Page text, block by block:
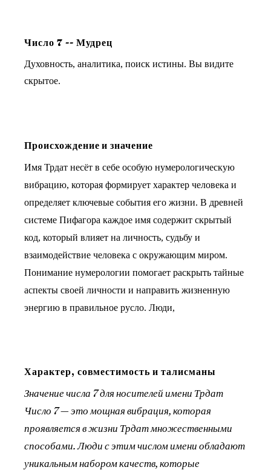
Число 7 -- Мудрец
Духовность, аналитика, поиск истины. Вы видите
скрытое.
Происхождение и значение
Имя Трдат несёт в себе особую нумерологическую
вибрацию, которая формирует характер человека и
определяет ключевые события его жизни. В древней
системе Пифагора каждое имя содержит скрытый
код, который влияет на личность, судьбу и
взаимодействие человека с окружающим миром.
Понимание нумерологии помогает раскрыть тайные
аспекты своей личности и направить жизненную
энергию в правильное русло. Люди,
Характер, совместимость и талисманы
Значение числа 7 для носителей имени Трдат
Число 7 — это мощная вибрация, которая
проявляется в жизни Трдат множественными
способами. Люди с этим числом имени обладают
уникальным набором качеств, которые